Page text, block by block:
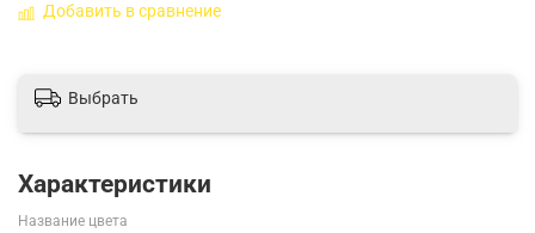
Добавить в сравнение
Выбрать
Характеристики
Название цвета